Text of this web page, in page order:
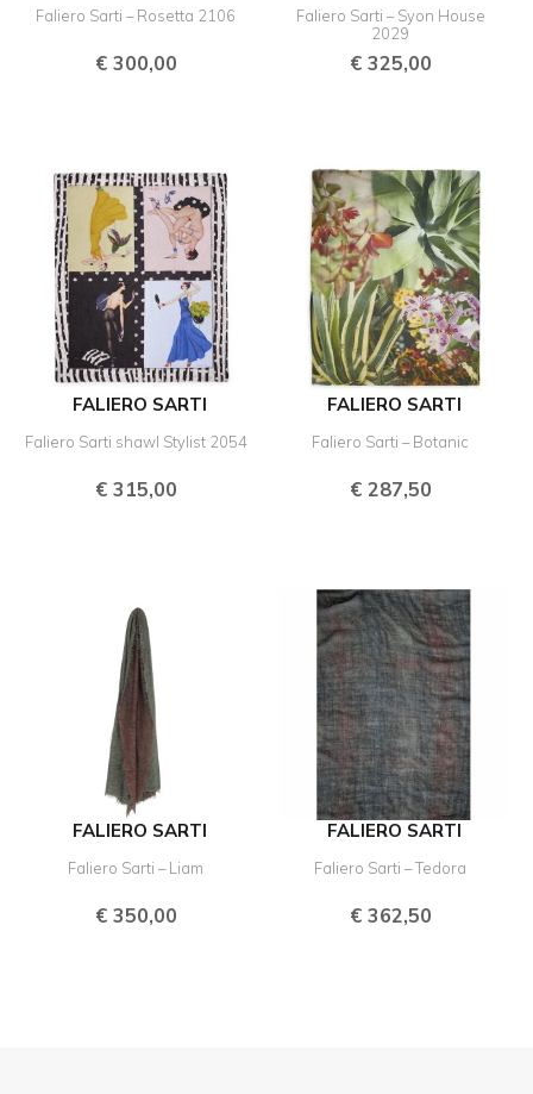
Faliero Sarti – Rosetta 2106
€300,00
Faliero Sarti – Syon House
2029
€325,00
FALIERO SARTI
Faliero Sarti shawl Stylist 2054
€315,00
FALIERO SARTI
Faliero Sarti – Botanic
€287,50
FALIERO SARTI
Faliero Sarti – Liam
€350,00
FALIERO SARTI
Faliero Sarti – Tedora
€362,50